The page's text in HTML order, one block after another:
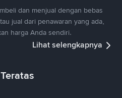
dan menjual dengan bebas
jual dari penawaran yang ada,
harga Anda sendiri.
Lihat selengkapnya